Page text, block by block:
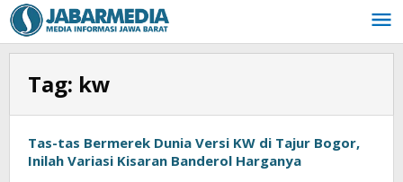
Skip
to
content
Tag: kw
Tas-tas Bermerek Dunia Versi KW di Tajur Bogor,
Inilah Variasi Kisaran Banderol Harganya